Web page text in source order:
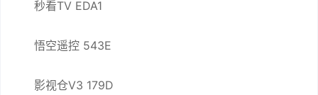
秒看TV EDA1
悟空遥控 543E
影视仓V3 179D